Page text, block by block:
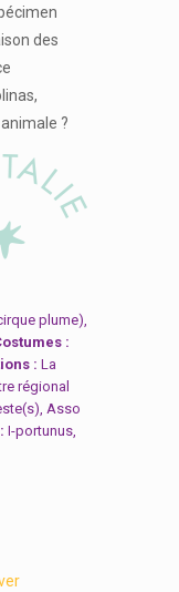
des
?
plume),
:
: La
régional
Asso
I-portunus,